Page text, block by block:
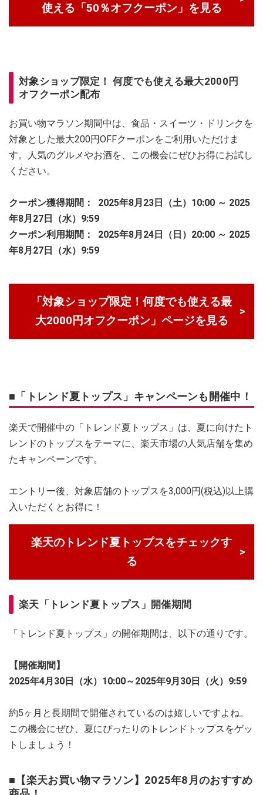
使える「50％オフクーポン」を見る
対象ショップ限定！ 何度でも使える最大2000円
オフクーポン配布
お買い物マラソン期間中は、食品・スイーツ・ドリンクを
対象とした最大200円OFFクーポンをご利用いただけま
す。人気のグルメやお酒を、この機会にぜひお得にお試し
ください。
クーポン獲得期間：
2025年8月23日（土）10:00 ～ 2025
年8月27日（水）9:59
クーポン利用期間：
2025年8月24日（日）20:00 ～ 2025
年8月27日（水）9:59
「対象ショップ限定！何度でも使える最
大2000円オフクーポン」ページを見る
■「トレンド夏トップス」キャンペーンも開催中！
楽天で開催中の「トレンド夏トップス」は、夏に向けたト
レンドのトップスをテーマに、楽天市場の人気店舗を集め
たキャンペーンです。
エントリー後、対象店舗のトップスを3,000円(税込)以上購
入いただくとお得に！
楽天のトレンド夏トップスをチェックす
る
楽天「トレンド夏トップス」開催期間
「トレンド夏トップス」の開催期間は、以下の通りです。
【開催期間】
2025年4月30日（水）10:00～2025年9月30日（火）9:59
約5ヶ月と長期間で開催されているのは嬉しいですよね。
この機会にぜひ、夏にぴったりのトレンドトップスをゲッ
トしましょう！
■【楽天お買い物マラソン】2025年8月のおすすめ